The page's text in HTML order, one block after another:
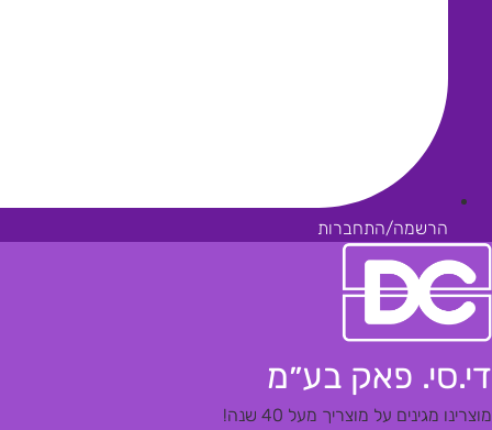
הרשמה/התחברות
די.סי. פאק בע״מ
מוצרינו מגינים על מוצריך מעל 40 שנה!